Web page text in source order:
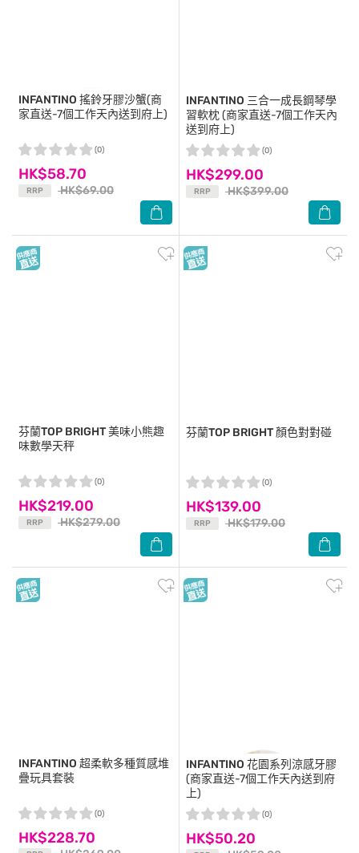
INFANTINO 搖鈴牙膠沙蟹(商
家直送-7個工作天內送到府上)
HK$58.70
RRP HK$69.00
(0)
INFANTINO 三合一成長鋼琴學
習軟枕 (商家直送-7個工作天內
送到府上)
HK$299.00
RRP HK$399.00
(0)
芬蘭TOP BRIGHT美味小熊趣
味數學天秤
HK$219.00
RRP HK$279.00
(0)
芬蘭TOP BRIGHT顏色對對碰
HK$139.00
RRP HK$179.00
(0)
INFANTINO 超柔軟多種質感堆
疊玩具套裝
HK$228.70
(0)
INFANTINO 花園系列涼感牙膠
(商家直送-7個工作天內送到府
上)
HK$50.20
(0)